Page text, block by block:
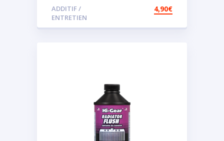
ADDITIF /
ENTRETIEN
4,90€